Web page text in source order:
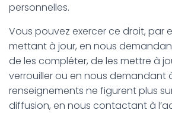
personnelles.
Vous pouvez exercer ce droit, par
mettant à jour, en nous
de les compléter, de les mettre à
verrouiller ou en nous demandant
renseignements ne figurent plus
diffusion, en nous contactant à